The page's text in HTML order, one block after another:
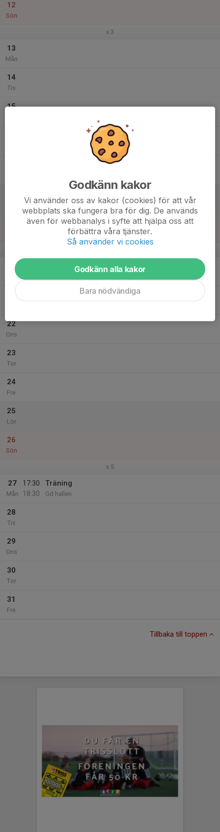
12
Sön
v.3
13
Mån
14
Tis
15
20
Mån
22
Ons
23
Tor
24
Fre
25
Lör
26
Sön
v.5
27
Mån
17:30
18:30
Träning
Gd hallen
28
Tis
29
Ons
30
Tor
31
Fre
Tillbaka till toppen
Godkänn kakor
Vi använder oss av kakor (cookies) för att vår
webbplats ska fungera bra för dig. De används
även för webbanalys i syfte att hjälpa oss att
förbättra våra tjänster.
Så använder vi cookies
Godkänn alla kakor
Bara nödvändiga